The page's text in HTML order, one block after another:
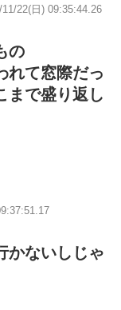
11/22(日) 09:35:44.26
の
れて窓際だっ
まで盛り返し
かないしじゃ